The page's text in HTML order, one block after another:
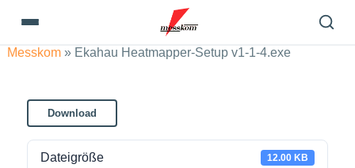
Messkom » Ekahau Heatmapper-Setup v1-1-4.exe
Download
Dateigröße 12.00 KB